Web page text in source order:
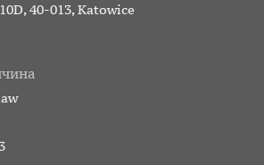
40-013, Katowice